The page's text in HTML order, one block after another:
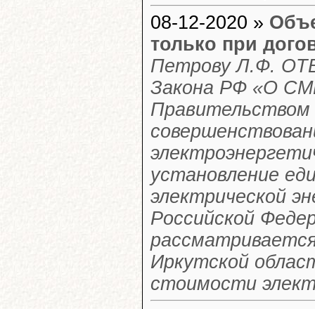
08-12-2020 »
только при
Петрову Л.Ф.
Закона РФ «О
Правительством
установление
электрической
Российской
Иркутской
стоимости